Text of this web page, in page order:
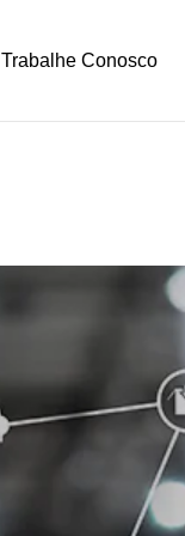
Trabalhe Conosco